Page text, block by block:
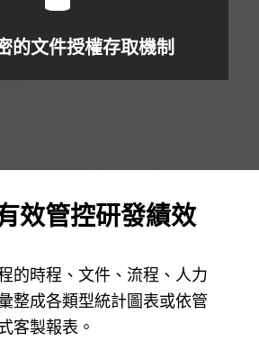
的文件授權存取機制
效管控研發績效
的時程、文件、流程、人力
整成各類型統計圖表或依管
客製報表。